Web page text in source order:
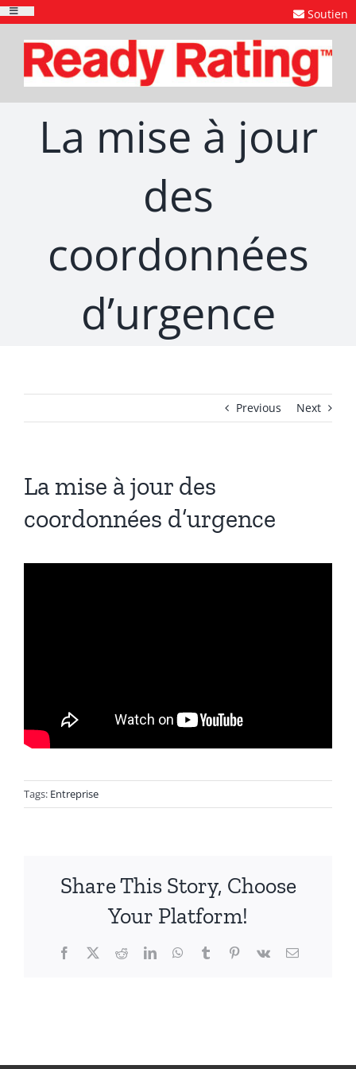
Skip
to
content
Toggle
Soutien
La mise à jour
des
coordonnées
d’urgence
Previous Next
La mise à jour des
coordonnées d’urgence
Tags: Entreprise
Share This Story, Choose
Your Platform!
Facebook
X RedditLinkedInWhatsApp
TumblrPinterest
Vk Email